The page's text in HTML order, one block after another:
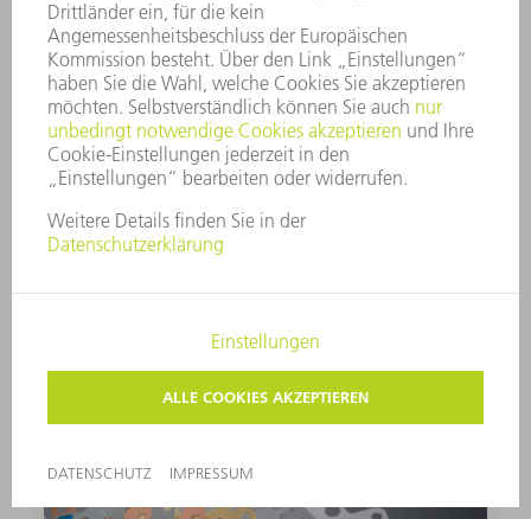
CoolLine
Baustahl erhitzt sich beim Laserschneiden
besonders stark und kann dadurch
unkontrolliert schmelzen. Mit CoolLine passiert
das nicht. Während der Bearbeitung sprühen
Düsen mit präzisen Bohrungen Wassernebel
kreisrund um den Laserstrahl auf das
Werkstück. Die Verdampfungsenergie des
Wassers bewirkt, dass das Material um den
so neue Geometrien, eine engere Schachtelung
Bearbeitung von dickem Baustahl deutlich.